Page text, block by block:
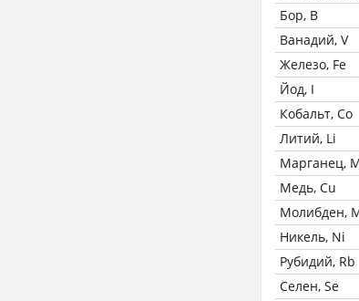
Бор, B
Ванадий, V
Железо, Fe
Йод, I
Кобальт, Co
Литий, Li
Марганец,
Медь, Cu
Молибден,
Никель, Ni
Рубидий, Rb
Селен, Se